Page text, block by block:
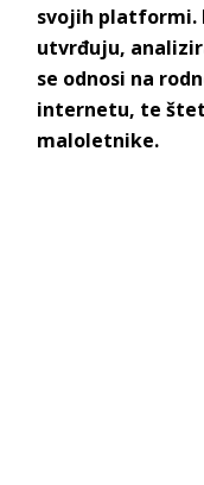
svojih platformi.
utvrđuju,
se odnosi na
internetu, te
maloletnike.